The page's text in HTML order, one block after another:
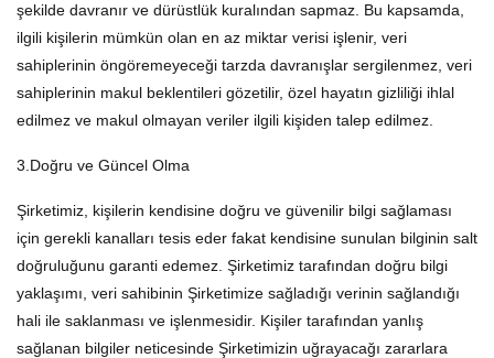
şekilde davranır ve dürüstlük kuralından sapmaz. Bu kapsamda,
ilgili kişilerin mümkün olan en az miktar verisi işlenir, veri
sahiplerinin öngöremeyeceği tarzda davranışlar sergilenmez, veri
sahiplerinin makul beklentileri gözetilir, özel hayatın gizliliği ihlal
edilmez ve makul olmayan veriler ilgili kişiden talep edilmez.
3.Doğru ve Güncel Olma
Şirketimiz, kişilerin kendisine doğru ve güvenilir bilgi sağlaması
için gerekli kanalları tesis eder fakat kendisine sunulan bilginin salt
doğruluğunu garanti edemez. Şirketimiz tarafından doğru bilgi
yaklaşımı, veri sahibinin Şirketimize sağladığı verinin sağlandığı
hali ile saklanması ve işlenmesidir. Kişiler tarafından yanlış
sağlanan bilgiler neticesinde Şirketimizin uğrayacağı zararlara